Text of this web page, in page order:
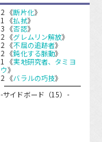
2 《断片化》
1 《払拭》
3 《否認》
2 《グレムリン解放》
2 《不屈の追跡者》
2 《鈍化する脈動》
1 《実地研究者、タミヨ
ウ》
2 《バラルの巧技》
-サイドボード（15）-